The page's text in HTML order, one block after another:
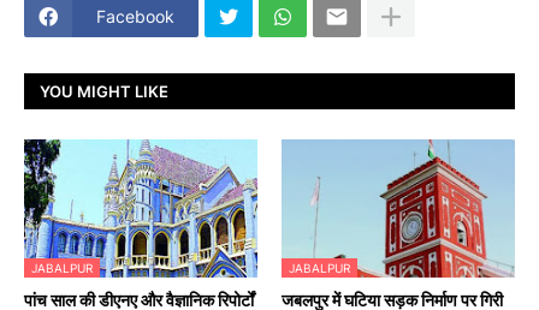
Facebook
YOU MIGHT LIKE
JABALPUR
पांच साल की डीएनए और वैज्ञानिक रिपोर्टों
JABALPUR
जबलपुर में घटिया सड़क निर्माण पर गिरी